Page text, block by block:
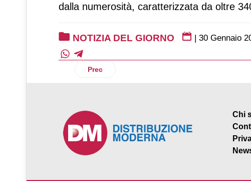
dalla numerosità, caratterizzata da oltre
NOTIZIA DEL GIORNO | 30 Gennaio
Articolo precedente: Alessandro d'Este lascia
Prec
Chi